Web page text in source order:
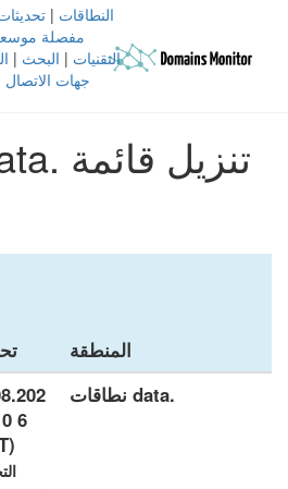
النطاقات |
مفصلة
التقنيات | البحث |
جهات الاتصال
تنزيل قائمة .data نطاقات
المنطقة
.data نطاقات
(CET)